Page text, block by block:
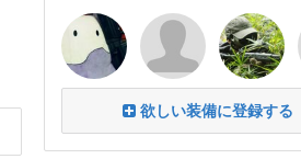
欲しい装備に登録する